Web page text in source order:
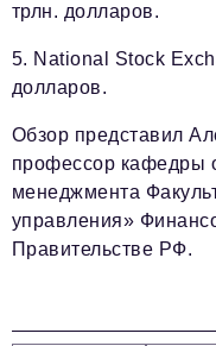
трлн. долларов.
5. National Stock
долларов.
Обзор представил
профессор кафедры
менеджмента
управления»
Правительстве РФ.